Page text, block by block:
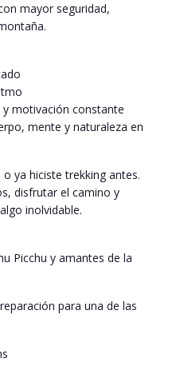
mayor seguridad,
motivación constante
mente y naturaleza en
ya hiciste trekking antes.
disfrutar el camino y
inolvidable.
Picchu y amantes de la
para una de las